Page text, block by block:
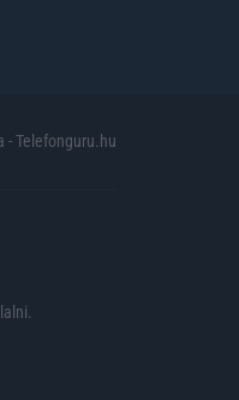
Telefonguru.hu